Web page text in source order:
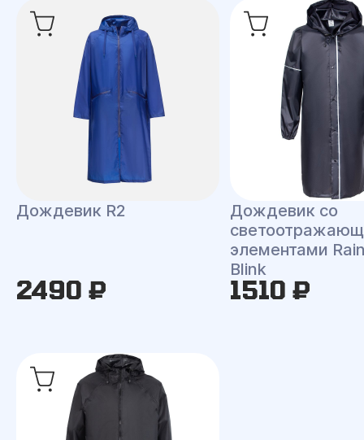
Дождевик R2
2490 ₽
Дождевик со
элементами
Blink
1510 ₽